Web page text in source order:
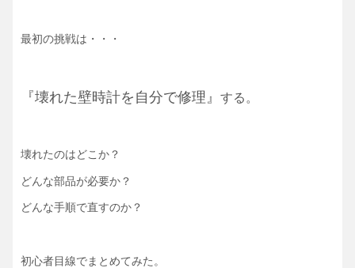
最初の挑戦は・・・
『壊れた壁時計を自分で修理』 する。
壊れたのはどこか？
どんな部品が必要か？
どんな手順で直すのか？
初心者目線でまとめてみた。